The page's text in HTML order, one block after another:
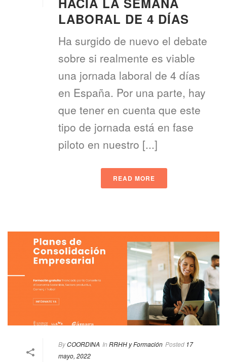
LABORAL DE 4 DÍAS
Ha surgido de nuevo el debate
sobre si realmente es viable
una jornada laboral de 4 días
en España. Por una parte, hay
que tener en cuenta que este
tipo de jornada está en fase
piloto en nuestro [...]
READ MORE
ByCOORDINA In RRHH y Formación Posted 17
mayo, 2022